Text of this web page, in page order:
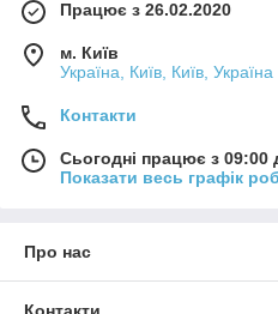
Перший варіант може
сім'я складається з 3-5
варіант вимагатиме
цьому ви отримаєте
доступний будь-якому члену
Працює з 26.02.2020
м. Київ
Україна, Київ, Київ, Україна
Контакти
Сьогодні працює з 09:00
Показати весь графік
Про нас